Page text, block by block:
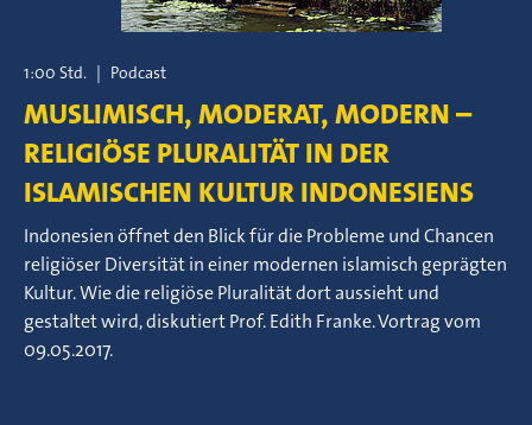
1:00 Std. | Podcast
MUSLIMISCH, MODERAT, MODERN –
RELIGIÖSE PLURALITÄT IN DER
ISLAMISCHEN KULTUR INDONESIENS
Indonesien öffnet den Blick für die Probleme und Chancen
religiöser Diversität in einer modernen islamisch geprägten
Kultur. Wie die religiöse Pluralität dort aussieht und
gestaltet wird, diskutiert Prof. Edith Franke. Vortrag vom
09.05.2017.